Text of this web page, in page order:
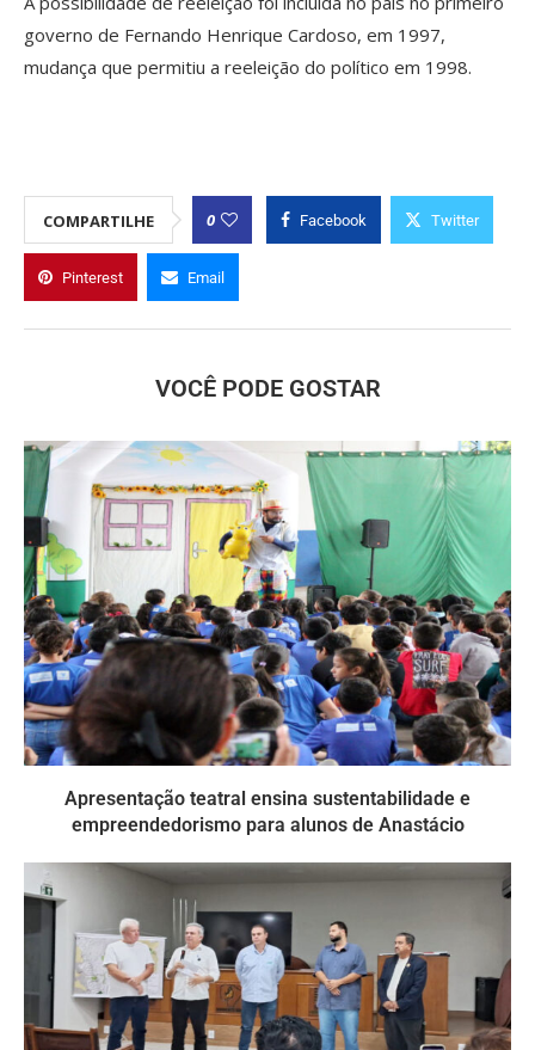
governo de Fernando Henrique Cardoso, em 1997,
mudança que permitiu a reeleição do político em 1998.
COMPARTILHE 0 Facebook Twitter
Pinterest Email
VOCÊ PODE GOSTAR
Apresentação teatral ensina sustentabilidade e
empreendedorismo para alunos de Anastácio